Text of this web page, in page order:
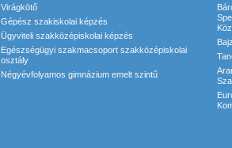
Virágkötő
Gépész szakiskolai képzés
Ügyviteli szakközépiskolai képzés
Egészségügyi szakmacsoport szakközépiskolai
osztály
Négyévfolyamos gimnázium emelt szintű